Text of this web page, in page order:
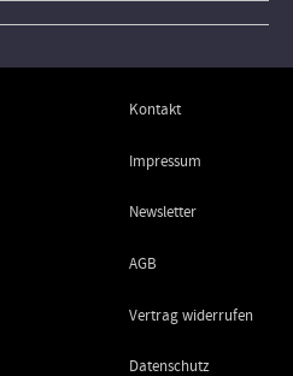
Kontakt
Impressum
Newsletter
AGB
Vertrag widerrufen
Datenschutz